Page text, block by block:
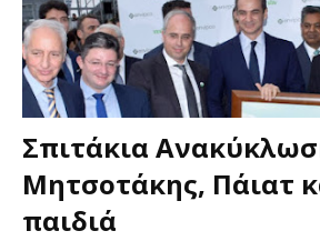
Σπιτάκια
Μητσοτάκης, Πάιατ
παιδιά